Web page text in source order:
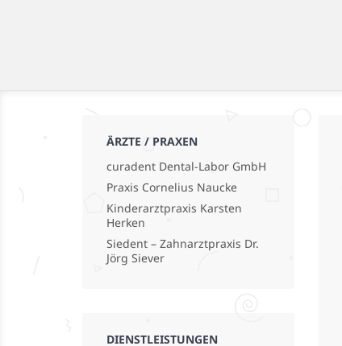
ÄRZTE / PRAXEN
curadent Dental-Labor GmbH
Praxis Cornelius Naucke
Kinderarztpraxis Karsten
Herken
Siedent – Zahnarztpraxis Dr.
Jörg Siever
DIENSTLEISTUNGEN